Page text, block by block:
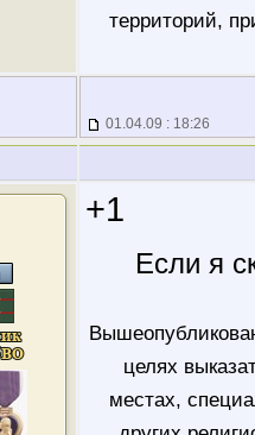
территорий,
01.04.09 : 18:26
+1
Если я
целях
местах,